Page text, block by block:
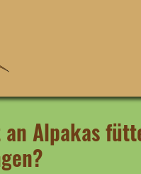
Alpakas